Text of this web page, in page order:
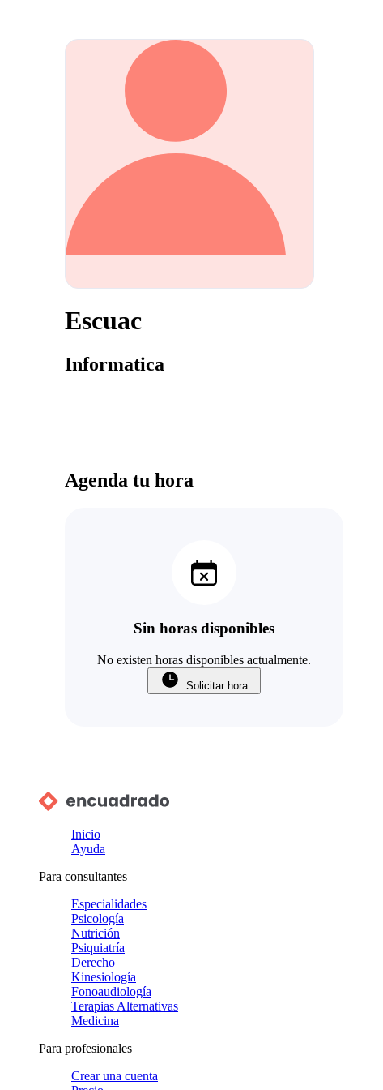
Escuac
Informatica
Agenda tu hora
Sin horas disponibles
No existen horas disponibles actualmente.
Solicitar hora
Inicio
Ayuda
Para consultantes
Especialidades
Psicología
Nutrición
Psiquiatría
Derecho
Kinesiología
Fonoaudiología
Terapias Alternativas
Medicina
Para profesionales
Crear una cuenta